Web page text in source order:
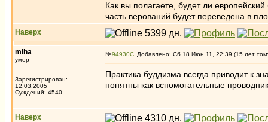
Как вы полагаете, будет ли
часть верований будет переведена в
Наверх
miha
умер
Зарегистрирован:
12.03.2005
Суждений: 4540
№94930 Добавлено: Сб 18 Июн 11, 22:39 (15 лет
Практика буддизма всегда приводит к
понятны как вспомогательные
Наверх